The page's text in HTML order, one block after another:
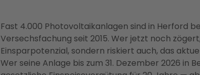
Fast 4.000 Photovoltaikanlagen sind in Herford
Versechsfachung seit 2015. Wer jetzt noch
Einsparpotenzial, sondern riskiert auch, das
Wer seine Anlage bis zum 31. Dezember 2026 in